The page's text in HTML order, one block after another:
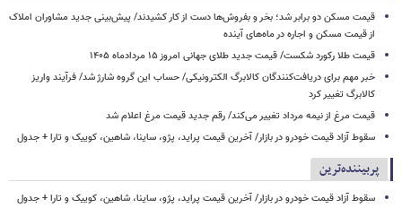
قیمت مسکن دو برابر شد؛ بخر و بفروش‌ها دست از کار کشیدند/ پیش‌بینی جدید مشاوران املاک
از قیمت مسکن و اجاره‌ در ماه‌های آینده
قیمت طلا رکورد شکست/ قیمت جدید طلای جهانی امروز ۱۵ مردادماه ۱۴۰۵
خبر مهم برای دریافت‌کنندگان کالابرگ الکترونیکی/ حساب این گروه شارژ شد/ فرآیند واریز
کالابرگ تغییر کرد
قیمت مرغ از نیمه مرداد تغییر می‌کند/ رقم جدید قیمت مرغ اعلام شد
سقوط آزاد قیمت خودرو در بازار/ آخرین قیمت پراید، پژو، ساینا، شاهین، کوییک و تارا + جدول
پربیننده‌ترین
سقوط آزاد قیمت خودرو در بازار/ آخرین قیمت پراید، پژو، ساینا، شاهین، کوییک و تارا + جدول